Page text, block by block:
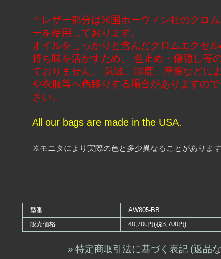
＊レザー部分は米国ホーウィン社のクロ
ーを使用しております。
オイルをしっかりと含んだクロムエクセ
持ち味を活かすため、 色止め・傷隠し等
ておりません。 気温、湿度、摩擦などに
や衣服等へ色移りする場合がありますの
さい。
All our bags are made in the USA.
※モニタにより実際の色と多少異なることがありま
型番
AW805-BB
販売価格
40,700円(税3,700円)
» 特定商取引法に基づく表記 (返品